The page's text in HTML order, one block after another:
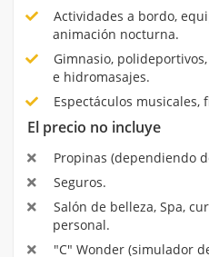
Actividades a bordo,
animación nocturna.
Gimnasio,
e hidromasajes.
Espectáculos musicales,
El precio no incluye
Propinas (dependiendo
Seguros.
Salón de belleza, Spa,
personal.
"C" Wonder (simulador